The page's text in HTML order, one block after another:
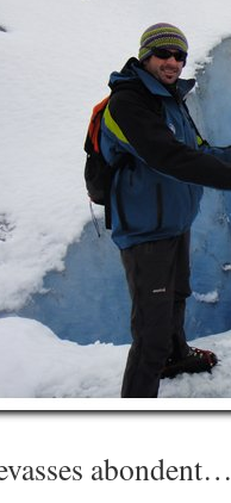
abondent…